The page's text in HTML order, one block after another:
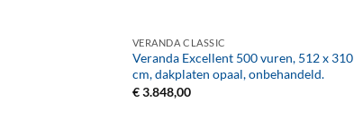
VERANDA CLASSIC
Veranda Excellent 500 vuren, 512 x 310
cm, dakplaten opaal, onbehandeld.
€3.848,00